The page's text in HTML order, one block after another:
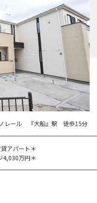
ノレール 『大船』駅 徒歩15分
アパート＊
4,030万円＊